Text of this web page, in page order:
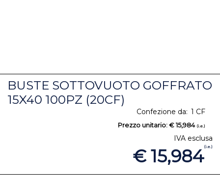
BUSTE SOTTOVUOTO GOFFRATO
15X40 100PZ (20CF)
Confezione da: 1 CF
Prezzo unitario:€ 15,984 (i.e.)
IVA esclusa
€ 15,984(i.e.)